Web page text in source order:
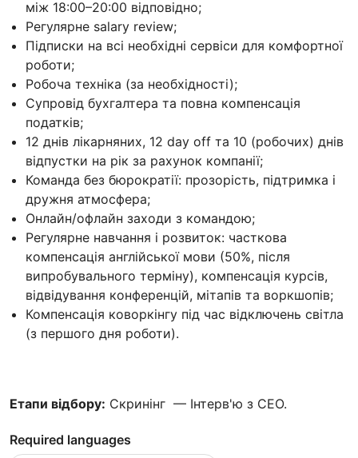
між 18:00–20:00 відповідно;
Регулярне salary review;
Підписки на всі необхідні сервіси для комфортної
роботи;
Робоча техніка (за необхідності);
Супровід бухгалтера та повна компенсація
податків;
12 днів лікарняних, 12 day off та 10 (робочих) днів
відпустки на рік за рахунок компанії;
Команда без бюрократії: прозорість, підтримка і
дружня атмосфера;
Онлайн/офлайн заходи з командою;
Регулярне навчання і розвиток: часткова
компенсація англійської мови (50%, після
випробувального терміну), компенсація курсів,
відвідування конференцій, мітапів та воркшопів;
Компенсація коворкінгу під час відключень світла
(з першого дня роботи).
Етапи відбору: Скринінг — Інтерв'ю з CEО.
Required languages